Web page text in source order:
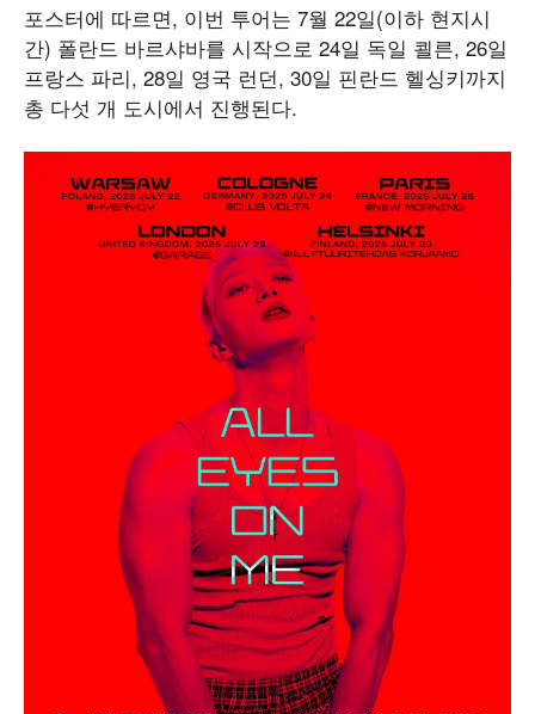
포스터에 따르면, 이번 투어는 7월 22일(이하 현지시
간) 폴란드 바르샤바를 시작으로 24일 독일 쾰른, 26일
프랑스 파리, 28일 영국 런던, 30일 핀란드 헬싱키까지
총 다섯 개 도시에서 진행된다.